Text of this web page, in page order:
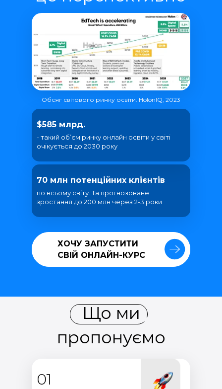
$585 млрд.
Обсяг світового ринку освіти. HolonIQ, 2023
- такий об’єм ринку онлайн освіти у світі
очікується до 2030 року
70 млн потенційних клієнтів
по всьому світу. Та прогнозоване
зростання до 200 млн через 2-3 роки
ХОЧУ ЗАПУСТИТИ
СВІЙ ОНЛАЙН-КУРС
ХОЧУ ЗАПУСТИТИ
СВІЙ ОНЛАЙН-КУРС
01
Що ми
пропонуємо